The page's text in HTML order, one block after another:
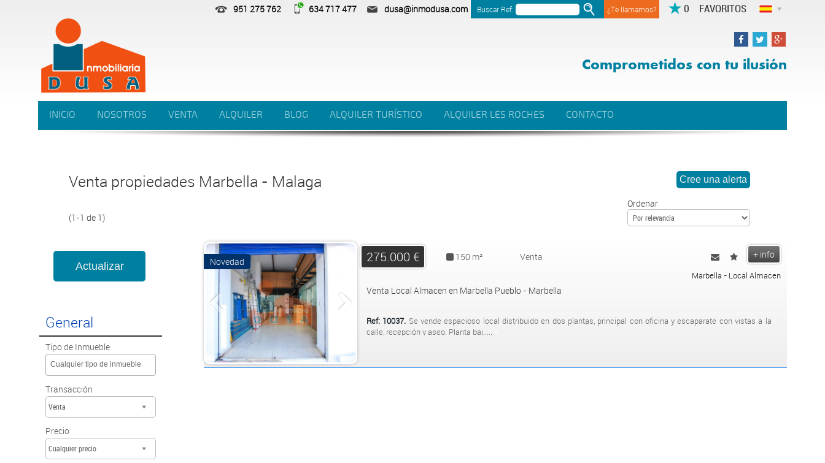
FAVORITOS
¿Te llamamos?
Buscar Ref:
dusa@inmodusa.com
634 717 477
951 275 762
Comprometidos con tu ilusión
INICIO NOSOTROS VENTA ALQUILER BLOG ALQUILER TURÍSTICO ALQUILER LES ROCHES CONTACTO
Venta propiedades Marbella - Malaga
(1-1 de 1)
Ordenar
Novedad 275.000 € 150 m² Venta + info
Venta Local Almacen en Marbella Pueblo - Marbella
Marbella - Local Almacen
Ref: 10037. Se vende espacioso local distribuido en dos plantas, principal con oficina y escaparate con vistas a la
calle, recepción y aseo. Planta baj.....
General
Tipo de Inmueble
Cualquier tipo de inmueble
Transacción
Venta
Precio
Cualquier precio